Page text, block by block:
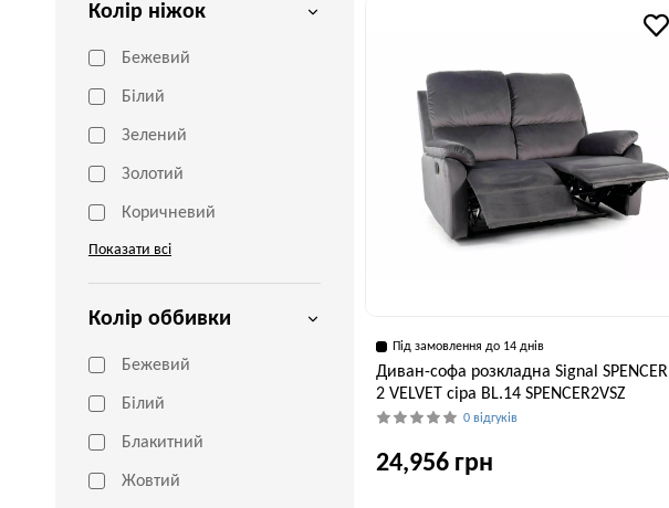
Колір ніжок
Бежевий
Білий
Зелений
Золотий
Коричневий
Показати всі
Колір оббивки
Бежевий
Білий
Блакитний
Жовтий
Під замовлення до 14 днів
Диван-софа розкладна Signal SPENCER
2 VELVET сіра BL.14 SPENCER2VSZ
0 відгуків
24,956 грн